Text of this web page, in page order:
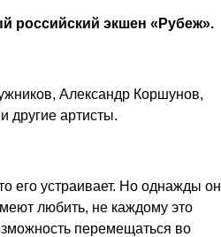
российский экшен «Рубеж».
Александр Коршунов,
другие артисты.
его устраивает. Но однажды он
любить, не каждому это
перемещаться во